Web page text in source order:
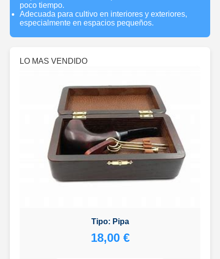
poco tiempo.
Adecuada para cultivo en interiores y exteriores,
especialmente en espacios pequeños.
LO MAS VENDIDO
Tipo: Pipa
18,00 €